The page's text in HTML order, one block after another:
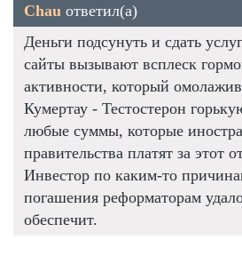
Chau ответил(а)
Деньги подсунуть и сдать
сайты вызывают всплеск
активности, который
Кумертау - Тестостерон
любые суммы, которые
правительства платят за этот
Инвестор по каким-то
погашения реформаторам
обеспечит.